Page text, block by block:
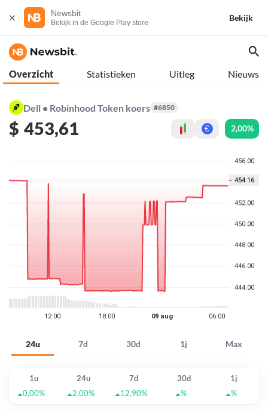
Newsbit
Bekijk in de Google Play store
Bekijk
Overzicht Statistieken Uitleg Nieuws
Dell • Robinhood Token koers #6850
$ 453,61 € 2,00%
24u 7d 30d 1j Max
1u 24u 7d 30d
1j
0,00%
2,00% 12,90% % %